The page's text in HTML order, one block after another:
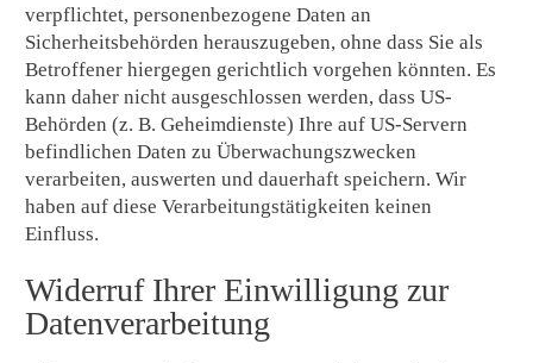
verpflichtet, personenbezogene Daten an
Sicherheitsbehörden herauszugeben, ohne dass Sie als
Betroffener hiergegen gerichtlich vorgehen könnten. Es
kann daher nicht ausgeschlossen werden, dass US-
Behörden (z. B. Geheimdienste) Ihre auf US-Servern
befindlichen Daten zu Überwachungszwecken
verarbeiten, auswerten und dauerhaft speichern. Wir
haben auf diese Verarbeitungstätigkeiten keinen
Einfluss.
Widerruf Ihrer Einwilligung zur
Datenverarbeitung